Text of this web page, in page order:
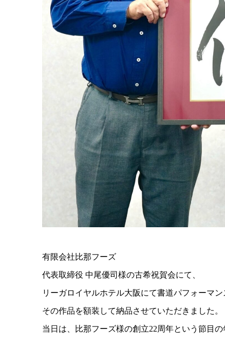
有限会社比那フーズ
代表取締役 中尾優司様の古希祝賀会にて、
リーガロイヤルホテル大阪にて書道パフォーマン
その作品を額装して納品させていただきました。
当日は、比那フーズ様の創立22周年という節目